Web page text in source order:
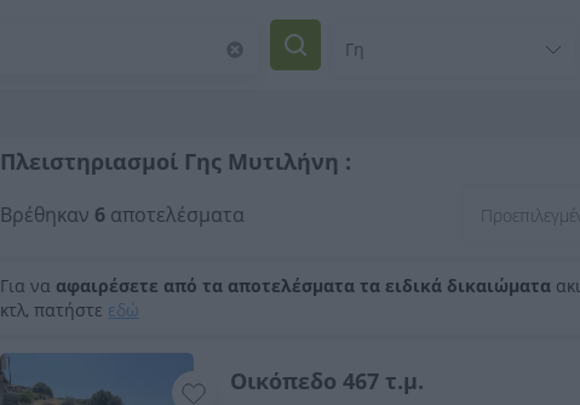
Πλειστηριασμοί Γης Μυτιλήνη :
Βρέθηκαν 6 αποτελέσματα
Για να αφαιρέσετε από τα αποτελέσματα τα ειδικά δικαιώματα
κτλ, πατήστε εδώ
Oικόπεδο 467 τ.μ.